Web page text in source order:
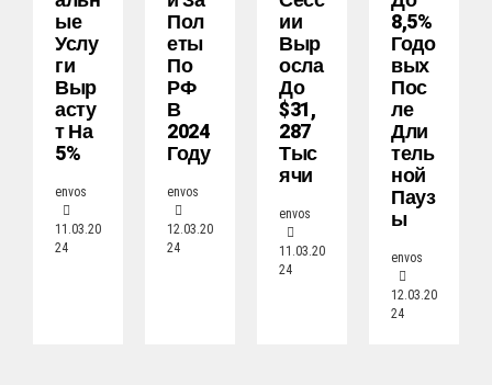
Ые
Услу
Ги
Выр
Асту
Т На
5%
envos
11.03.20
24
Пол
Еты
По
РФ
В
2024
Году
envos
12.03.20
24
Ии
Выр
Осла
До
$31,
287
Тыс
Ячи
envos
11.03.20
24
8,5%
Годо
Вых
Пос
Ле
Дли
Тель
Ной
Пауз
Ы
envos
12.03.20
24